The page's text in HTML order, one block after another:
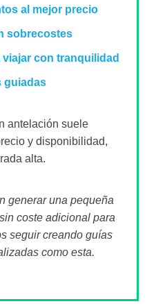
al mejor precio
sobrecostes
con tranquilidad
guiadas
antelación suele
y disponibilidad,
alta.
generar una pequeña
coste adicional para
seguir creando guías
como esta.